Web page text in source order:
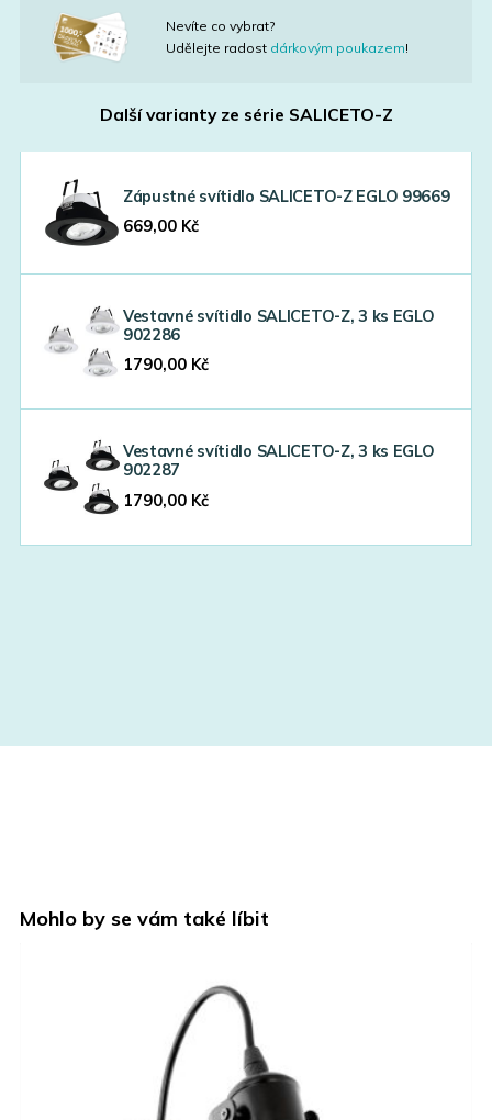
Nevíte co vybrat?
Udělejte radost dárkovým poukazem!
Další varianty ze série SALICETO-Z
Zápustné svítidlo SALICETO-Z EGLO 99669
669,00 Kč
Vestavné svítidlo SALICETO-Z, 3 ks EGLO
902286
1790,00 Kč
Vestavné svítidlo SALICETO-Z, 3 ks EGLO
902287
1790,00 Kč
Mohlo by se vám také líbit